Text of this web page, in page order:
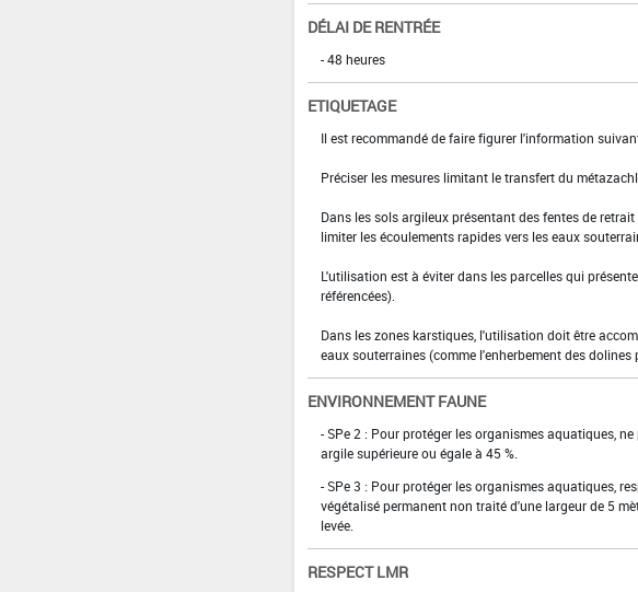
DÉLAI DE RENTRÉE
- 48 heures
ETIQUETAGE
Il est recommandé de faire figurer l'information
Préciser les mesures limitant le transfert du
­Dans les sols argileux présentant des fentes de
limiter les écoulements rapides vers les eaux
­L'utilisation est à éviter dans les parcelles qui
référencées).
Dans les zones karstiques, l'utilisation doit être
eaux souterraines (comme l'enherbement des dolines
ENVIRONNEMENT FAUNE
- SPe 2 : Pour protéger les organismes aquatiques,
argile supérieure ou égale à 45 %.
- SPe 3 : Pour protéger les organismes aquatiques,
végétalisé permanent non traité d'une largeur de 5
levée.
RESPECT LMR